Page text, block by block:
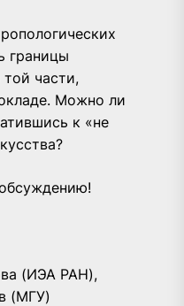
границы
той части,
Можно ли
к «не
(ИЭА РАН),
(МГУ)